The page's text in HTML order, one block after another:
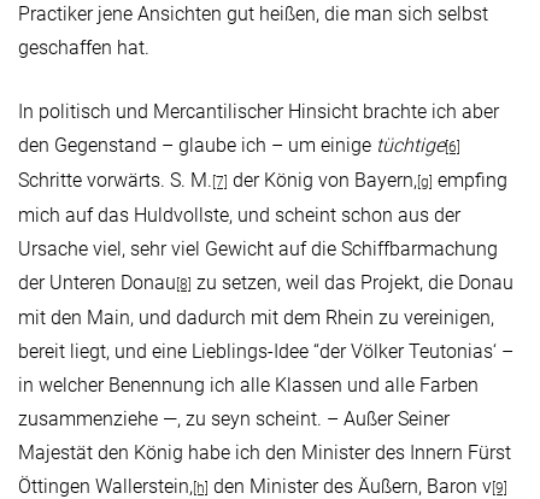
Practiker jene Ansichten gut heißen, die man sich selbst
geschaffen hat.
In politisch und Mercantilischer Hinsicht brachte ich aber
den Gegenstand – glaube ich – um einige tüchtige[6]
Schritte vorwärts. S. M. [7] der König von Bayern, [g] empfing
mich auf das Huldvollste, und scheint schon aus der
Ursache viel, sehr viel Gewicht auf die Schiffbarmachung
der Unteren Donau [8] zu setzen, weil das Projekt, die Donau
mit den Main, und dadurch mit dem Rhein zu vereinigen,
bereit liegt, und eine Lieblings-Idee “der Völker Teutonias‘ –
in welcher Benennung ich alle Klassen und alle Farben
zusammenziehe —, zu seyn scheint. – Außer Seiner
Majestät den König habe ich den Minister des Innern Fürst
Öttingen Wallerstein, [h] den Minister des Äußern, Baron v [9]